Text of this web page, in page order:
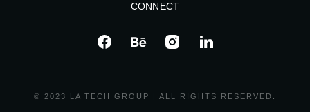
CONNECT
© 2023 LA TECH GROUP | ALL RIGHTS RESERVED.